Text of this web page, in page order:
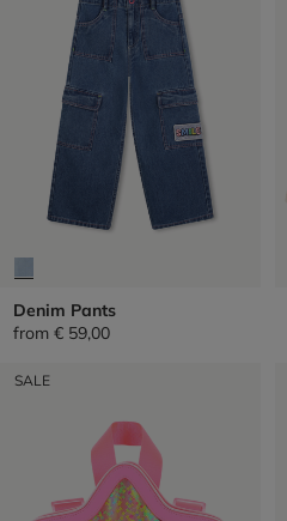
Denim Pants
from € 59,00
SALE